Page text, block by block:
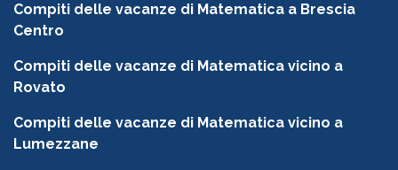
Compiti delle vacanze di Matematica a Brescia
Centro
Compiti delle vacanze di Matematica vicino a
Rovato
Compiti delle vacanze di Matematica vicino a
Lumezzane